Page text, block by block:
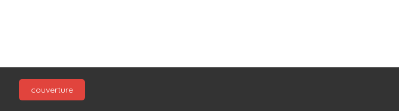
couverture